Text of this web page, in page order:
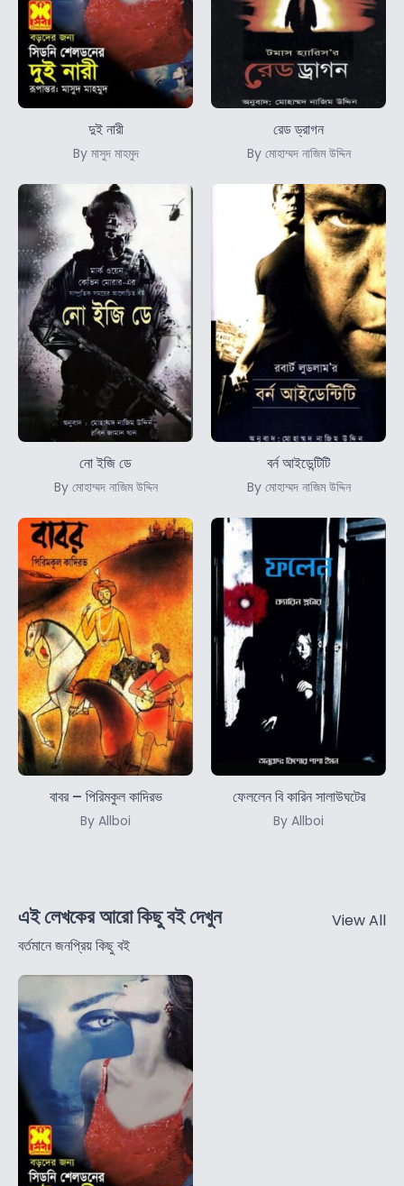
দুই নারী
By মাসুদ মাহমুদ
রেড ড্রাগন
By মোহাম্মদ নাজিম উদ্দিন
নো ইজি ডে
By মোহাম্মদ নাজিম উদ্দিন
বর্ন আইডেন্টিটি
By মোহাম্মদ নাজিম উদ্দিন
বাবর – পিরিমকুল কাদিরভ
By Allboi
ফেললেন বি কারিন সালাউঘটের
By Allboi
এই লেখকের আরো কিছু বই দেখুন
বর্তমানে জনপ্রিয় কিছু বই
View All